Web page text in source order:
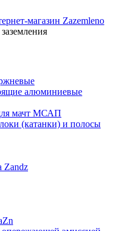
алюминиевые
мачт МСАП
(катанки) и полосы
Zandz